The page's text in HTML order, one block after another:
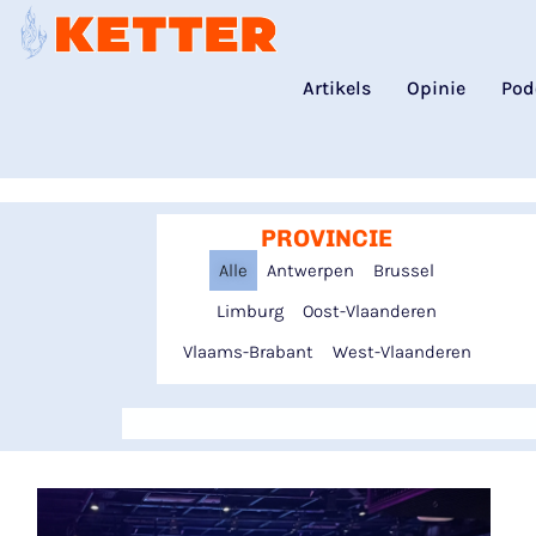
Artikels Opinie
PROVINCIE
Antwerpen
Brussel
Limburg
Oost-Vlaanderen
Vlaams-Brabant
West-Vlaanderen
Alle